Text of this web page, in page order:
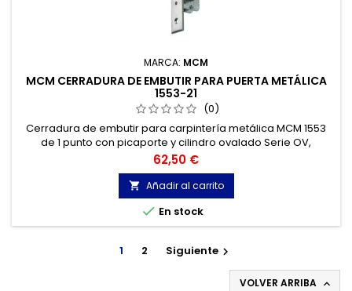
MARCA: MCM
MCM CERRADURA DE EMBUTIR PARA PUERTA METÁLICA
1553-21
(0)
Cerradura de embutir para carpintería metálica MCM 1553
de 1 punto con picaporte y cilindro ovalado Serie OV,
especial para cerradero eléctrico o portero automático
Precio
62,50 €
 Añadir al carrito
 En stock
1 2 Siguiente 
VOLVER ARRIBA 